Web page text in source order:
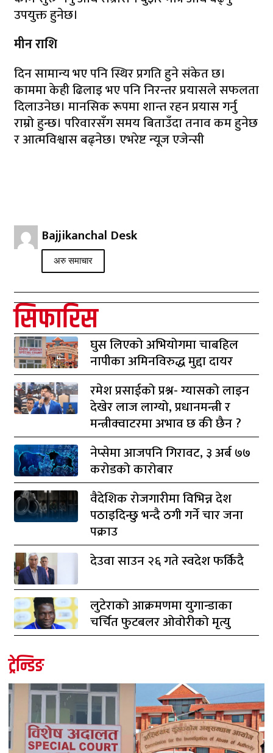
उपयुक्त हुनेछ।
मीन राशि
दिन सामान्य भए पनि स्थिर प्रगति हुने संकेत छ।
काममा केही ढिलाइ भए पनि निरन्तर प्रयासले सफलता
दिलाउनेछ। मानसिक रूपमा शान्त रहन प्रयास गर्नु
राम्रो हुन्छ। परिवारसँग समय बिताउँदा तनाव कम हुनेछ
र आत्मविश्वास बढ्नेछ। एभरेष्ट न्यूज एजेन्सी
Bajjikanchal Desk
अरु समाचार
सिफारिस
घुस लिएको अभियोगमा चाबहिल
नापीका अमिनविरुद्ध मुद्दा दायर
रमेश प्रसाईको प्रश्न- ग्यासको लाइन
देखेर लाज लाग्यो, प्रधानमन्त्री र
मन्त्रीक्वाटरमा अभाव छ की छैन ?
नेप्सेमा आजपनि गिरावट, ३ अर्ब ७७
करोडको कारोबार
वैदेशिक रोजगारीमा विभिन्न देश
पठाइदिन्छु भन्दै ठगी गर्ने चार जना
पक्राउ
देउवा साउन २६ गते स्वदेश फर्किदै
लुटेराको आक्रमणमा युगान्डाका
चर्चित फुटबलर ओवोरीको मृत्यु
ट्रेन्डिङ